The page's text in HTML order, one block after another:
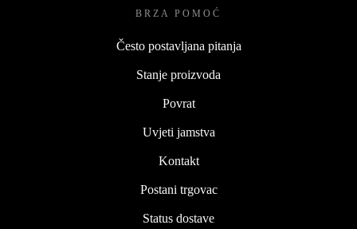
BRZA POMOĆ
Često postavljana pitanja
Stanje proizvoda
Povrat
Uvjeti jamstva
Kontakt
Postani trgovac
Status dostave